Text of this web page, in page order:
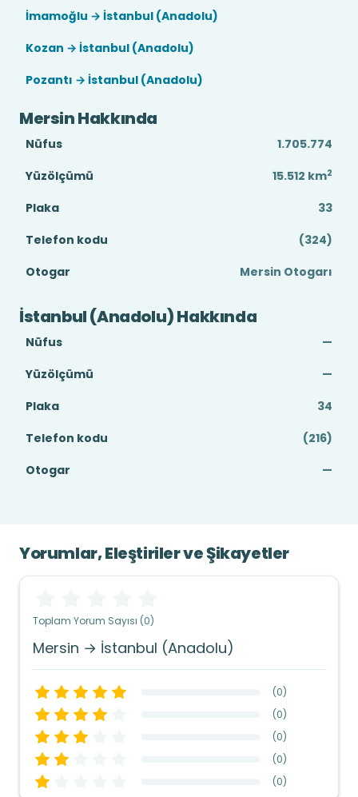
İmamoğlu → İstanbul (Anadolu)
Kozan → İstanbul (Anadolu)
Pozantı → İstanbul (Anadolu)
Mersin Hakkında
Nüfus
1.705.774
Yüzölçümü
15.512 km2
Plaka
33
Telefon kodu
(324)
Otogar
Mersin Otogarı
İstanbul (Anadolu) Hakkında
Nüfus
—
Yüzölçümü
—
Plaka
34
Telefon kodu
(216)
Otogar
—
Yorumlar, Eleştiriler ve Şikayetler
Toplam Yorum Sayısı (0)
Mersin → İstanbul (Anadolu)
(0)
(0)
(0)
(0)
(0)